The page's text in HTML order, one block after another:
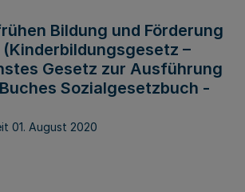
Bildung und Förderung
–
Gesetz zur Ausführung
Sozialgesetzbuch -
01. August 2020